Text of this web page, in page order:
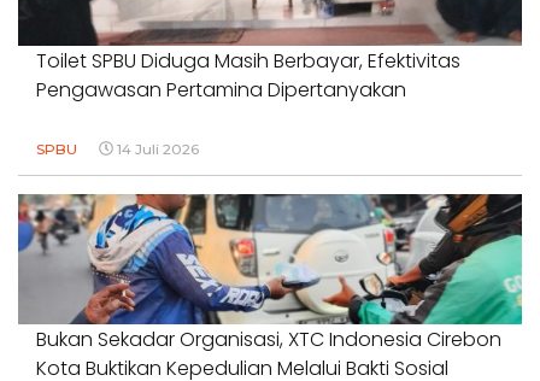
Toilet SPBU Diduga Masih Berbayar, Efektivitas
Pengawasan Pertamina Dipertanyakan
SPBU 14 Juli 2026
Bukan Sekadar Organisasi, XTC Indonesia Cirebon
Kota Buktikan Kepedulian Melalui Bakti Sosial